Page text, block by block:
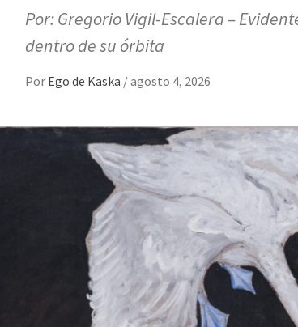
Por: Gregorio Vigil-Escalera –
dentro de su órbita
Por Ego de Kaska /agosto 4, 2026